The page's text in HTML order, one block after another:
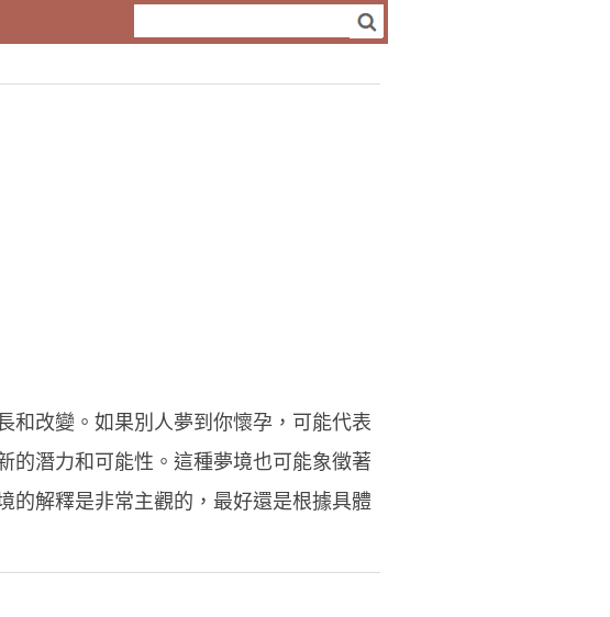
和改變。如果別人夢到你懷孕，可能代表
的潛力和可能性。這種夢境也可能象徵著
的解釋是非常主觀的，最好還是根據具體